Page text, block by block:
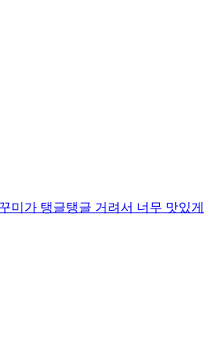
미가 탱글탱글 거려서 너무 맛있게